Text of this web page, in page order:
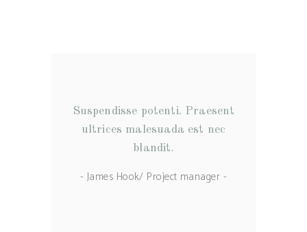
Suspendisse potenti. Praesent
ultrices malesuada est nec
blandit.
- James Hook/ Project manager -